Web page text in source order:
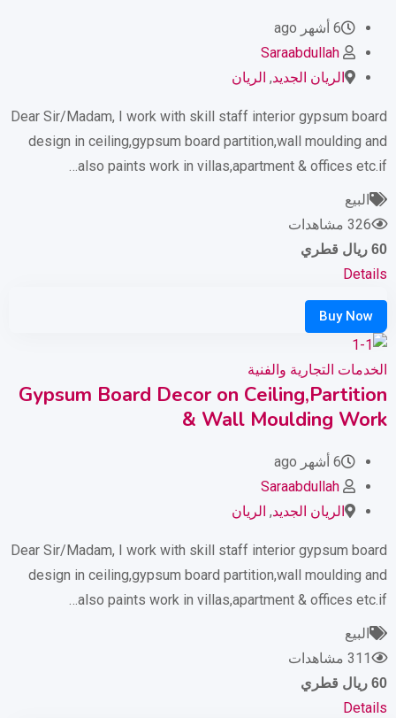
6 أشهر ago
Saraabdullah
الريان الجديد, الريان
Dear Sir/Madam, I work with skill staff interior gypsum board
design in ceiling,gypsum board partition,wall moulding and
also paints work in villas,apartment & offices etc.if…
البيع
326 مشاهدات
60 ريال قطري
Details
الخدمات التجارية والفنية
Gypsum Board Decor on Ceiling,Partition
& Wall Moulding Work
6 أشهر ago
Saraabdullah
الريان الجديد, الريان
Dear Sir/Madam, I work with skill staff interior gypsum board
design in ceiling,gypsum board partition,wall moulding and
also paints work in villas,apartment & offices etc.if…
البيع
311 مشاهدات
60 ريال قطري
Details